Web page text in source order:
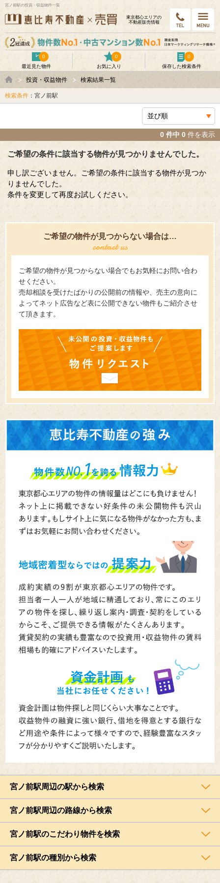
宮ノ前駅の投資・収益物件一覧
東京都⼼エリアの
不動産販売情報
最近見た物件
0
お気に入り
0
保存した検索条件
0
投資・収益物件 検索結果一覧
検索条件 ：宮ノ前駅
0 件中 0 件を表示
ご希望の条件に該当する物件が見つかりませんでした。
申し訳ございません。ご希望の条件に該当する物件が見つか
りませんでした。
条件を変更して再度お試しください。
ご希望の物件が見つからない場合は…
ご希望の物件が見つからない場合でもお気軽にお問い合わ
せください。
売却相談を受けたばかりの公開前の情報や、売主の意向に
よってネット広告など表に公開できない物件もご紹介させ
て頂きます。
宮ノ前駅周辺の駅から検索
宮ノ前駅周辺の路線から検索
宮ノ前駅のこだわり物件を検索
宮ノ前駅の種別から検索